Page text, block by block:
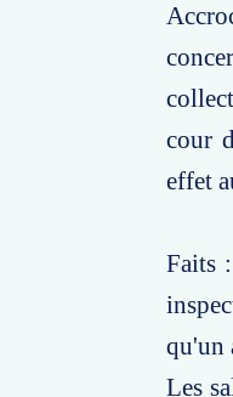
cour
effet
Faits
qu'un
Les